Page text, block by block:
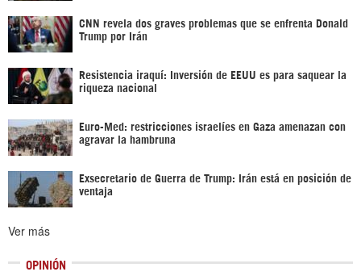
CNN revela dos graves problemas que se enfrenta Donald
Trump por Irán
Resistencia iraquí: Inversión de EEUU es para saquear la
riqueza nacional
Euro-Med: restricciones israelíes en Gaza amenazan con
agravar la hambruna
Exsecretario de Guerra de Trump: Irán está en posición de
ventaja
Ver más
OPINIÓN